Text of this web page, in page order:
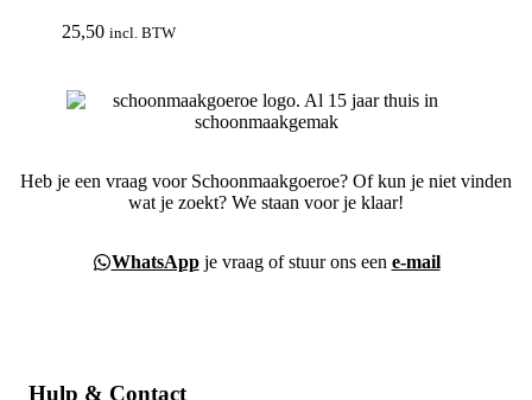
25,50 incl. BTW
Heb je een vraag voor Schoonmaakgoeroe? Of kun je niet vinden
wat je zoekt? We staan voor je klaar!
WhatsAppje vraag of stuur ons een e-mail
Hulp & Contact